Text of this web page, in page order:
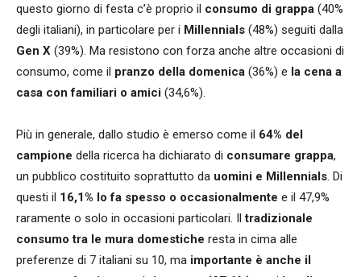
questo giorno di festa c’è proprio il consumo di grappa (40%
degli italiani), in particolare per i Millennials (48%) seguiti dalla
Gen X (39%). Ma resistono con forza anche altre occasioni di
consumo, come il pranzo della domenica (36%) e la cena a
casa con familiari o amici (34,6%).
Più in generale, dallo studio è emerso come il 64% del
campione della ricerca ha dichiarato di consumare grappa,
un pubblico costituito soprattutto da uomini e Millennials. Di
questi il 16,1% lo fa spesso o occasionalmente e il 47,9%
raramente o solo in occasioni particolari. Iltradizionale
consumo tra le mura domestiche resta in cima alle
preferenze di 7 italiani su 10, ma importante è anche il